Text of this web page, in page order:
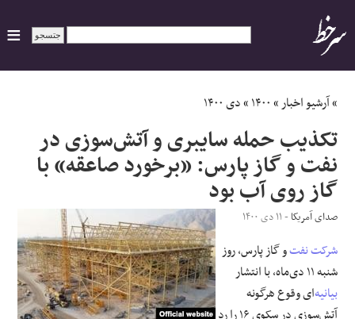
ایران
سیاسی
اقتصاد
ورزشی
جهان
اجتماعی
»آرشیو اخبار»۱۴۰۰»دی ۱۴۰۰
تکذیب حمله سایبری و آتش‌سوزی در
نفت و گاز پارس: «برخورد صاعقه» با
گاز روی آب بود
صدای آمریکا - ۱۱ دی ۱۴۰۰
شرکت نفتو گاز پارس، روز
شنبه ١١ دی‌ماه، با انتشار
بیانیه‌ای وقوع هرگونه